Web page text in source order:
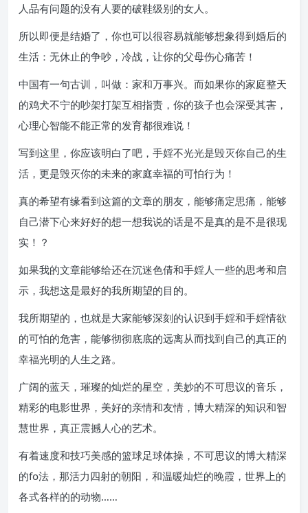
人品有问题的没有人要的破鞋级别的女人。
所以即便是结婚了，你也可以很容易就能够想象得到婚后的
生活：无休止的争吵，冷战，让你的父母伤心痛苦！
中国有一句古训，叫做：家和万事兴。而如果你的家庭整天
的鸡犬不宁的吵架打架互相指责，你的孩子也会深受其害，
心理心智能不能正常的发育都很难说！
写到这里，你应该明白了吧，手婬不光光是毁灭你自己的生
活，更是毁灭你的未来的家庭幸福的可怕行为！
真的希望有缘看到这篇的文章的朋友，能够痛定思痛，能够
自己潜下心来好好的想一想我说的话是不是真的是不是很现
实！？
如果我的文章能够给还在沉迷色倩和手婬人一些的思考和启
示，我想这是最好的我所期望的目的。
我所期望的，也就是大家能够深刻的认识到手婬和手婬情欲
的可怕的危害，能够彻彻底底的远离从而找到自己的真正的
幸福光明的人生之路。
广阔的蓝天，璀璨的灿烂的星空，美妙的不可思议的音乐，
精彩的电影世界，美好的亲情和友情，博大精深的知识和智
慧世界，真正震撼人心的艺术。
有着速度和技巧美感的篮球足球体操，不可思议的博大精深
的fo法，那活力四射的朝阳，和温暖灿烂的晚霞，世界上的
各式各样的的动物……